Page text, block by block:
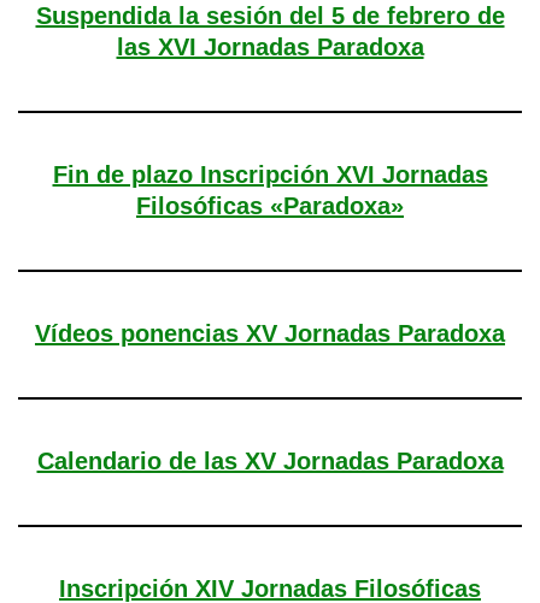
Suspendida la sesión del 5 de febrero de
las XVI Jornadas Paradoxa
Fin de plazo Inscripción XVI Jornadas
Filosóficas «Paradoxa»
Vídeos ponencias XV Jornadas Paradoxa
Calendario de las XV Jornadas Paradoxa
Inscripción XIV Jornadas Filosóficas